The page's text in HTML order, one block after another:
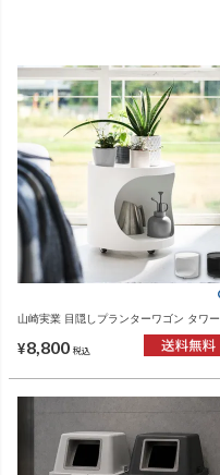
山崎実業 目隠しプランターワゴン タワー
¥8,800 税込